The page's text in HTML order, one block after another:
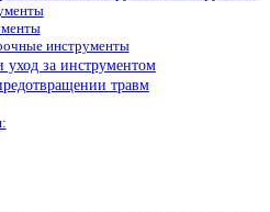
инструменты
уход за инструментом
травм